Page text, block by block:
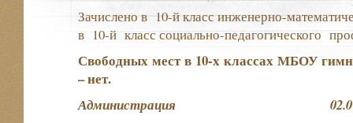
Зачислено в 10-й класс инженерно-
в 10-й класс социально-педагогического
Свободных мест в 10-х классах МБОУ
–нет.
Администрация